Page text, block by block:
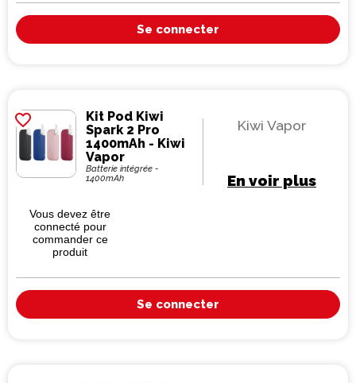
Se connecter
favorite_border
Kit Pod Kiwi
Spark 2 Pro
1400mAh - Kiwi
Vapor
Batterie intégrée -
1400mAh
Kiwi Vapor
En voir plus
Vous devez être
connecté pour
commander ce
produit
Se connecter